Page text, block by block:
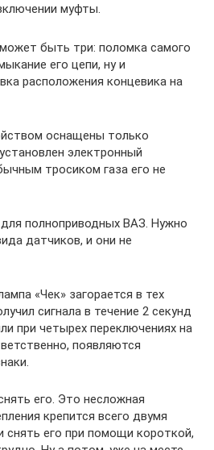
муфты.
быть три: поломка самого
его цепи, ну и
расположения концевика на
оснащены только
электронный
тросиком газа его не
полноприводных ВАЗ. Нужно
датчиков, и они не
«Чек» загорается в тех
сигнала в течение 2 секунд
при четырех переключениях на
появляются
его. Это несложная
крепится всего двумя
снять его при помощи короткой,